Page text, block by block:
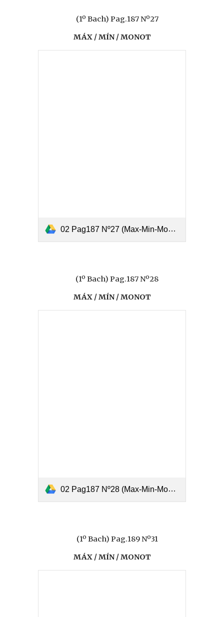
(1º Bach) Pag.187 Nº27
MÁX / MÍN / MONOT
02 Pag187 Nº27 (Max-Min-Monotonía).pdf
(1º Bach) Pag.187 Nº28
MÁX / MÍN / MONOT
02 Pag187 Nº28 (Max-Min-Monotonía).pdf
(1º Bach) Pag.189 Nº31
MÁX / MÍN / MONOT